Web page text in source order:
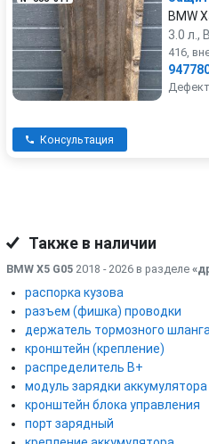
BMW
3.0 л.,
416,
Консультация
Также в наличии
BMW X5 G05 2018 - 2026 в разделе
распорка кузова
разъем (фишка) проводки
держатель тормозного шланга
кронштейн (крепление)
распределитель B+
модуль зарядки
кронштейн блока управления
порт зарядный